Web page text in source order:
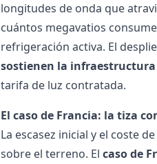
longitudes de onda que
cuántos megavatios
refrigeración activa. El
sostienen la
tarifa de luz contratada.
El caso de Francia: la tiza
La escasez inicial y el coste
sobre el terreno. El caso de